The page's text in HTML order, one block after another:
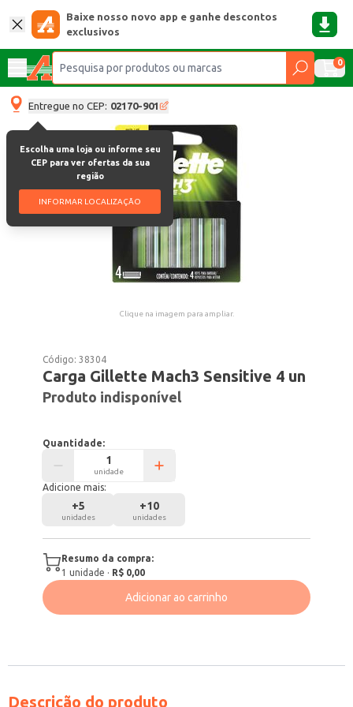
Baixe nosso novo app e ganhe descontos
exclusivos
0
Entregue no CEP: 02170-901
Escolha uma loja ou informe seu
CEP para ver ofertas da sua
região
INFORMAR LOCALIZAÇÃO
Clique na imagem para ampliar.
Código:38304
Carga Gillette Mach3 Sensitive 4 un
Produto indisponível
Quantidade:
unidade
Adicione mais:
+5
unidades
+10
unidades
Resumo da compra:
1 unidade · R$ 0,00
Adicionar ao carrinho
Descrição do produto